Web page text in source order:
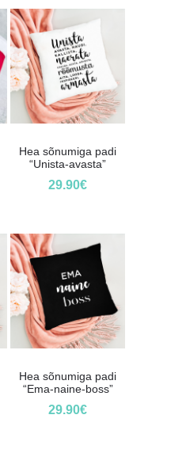
Hea sõnumiga padi
“Unista-avasta”
29.90€
Hea sõnumiga padi
“Ema-naine-boss”
29.90€